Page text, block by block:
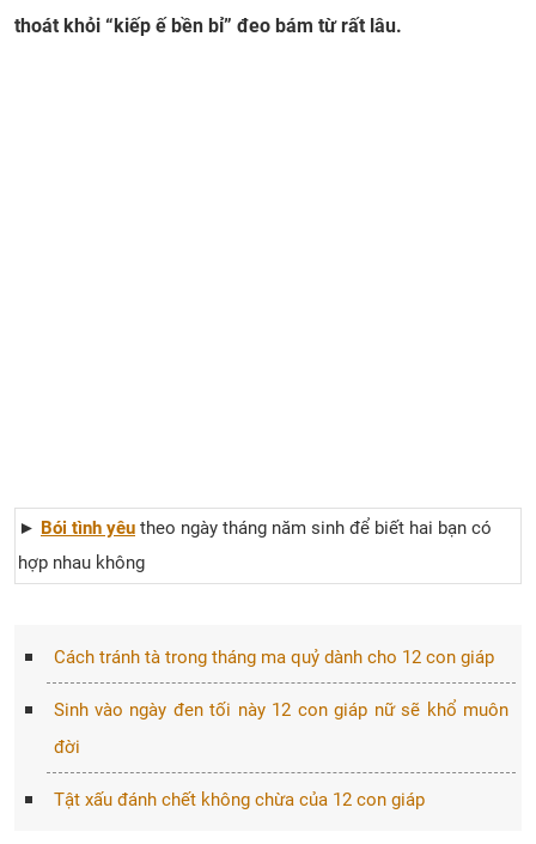
thoát khỏi “kiếp ế bền bỉ” đeo bám từ rất lâu.
► Bói tình yêu theo ngày tháng năm sinh để biết hai bạn có
hợp nhau không
Cách tránh tà trong tháng ma quỷ dành cho 12 con giáp
Sinh vào ngày đen tối này 12 con giáp nữ sẽ khổ muôn
đời
Tật xấu đánh chết không chừa của 12 con giáp